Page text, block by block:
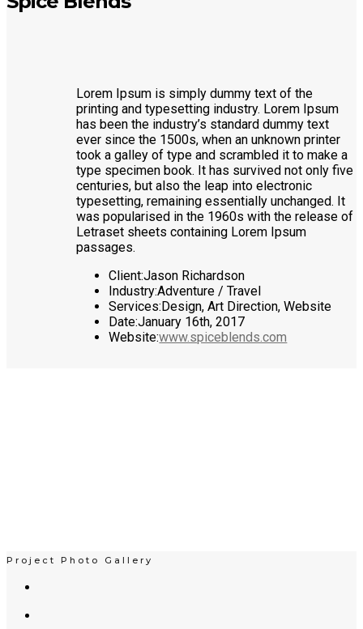
Lorem Ipsum is simply dummy text of the
printing and typesetting industry. Lorem Ipsum
has been the industry’s standard dummy text
ever since the 1500s, when an unknown printer
took a galley of type and scrambled it to make a
type specimen book. It has survived not only five
centuries, but also the leap into electronic
typesetting, remaining essentially unchanged. It
was popularised in the 1960s with the release of
Letraset sheets containing Lorem Ipsum
passages.
Client:Jason Richardson
Industry:Adventure / Travel
Services:Design, Art Direction, Website
Date:January 16th, 2017
Website:www.spiceblends.com
Project Photo Gallery